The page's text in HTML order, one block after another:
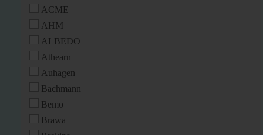
ACME
AHM
ALBEDO
Athearn
Auhagen
Bachmann
Bemo
Brawa